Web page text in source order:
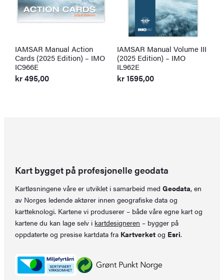
IAMSAR Manual Action
Cards (2025 Edition) – IMO
IC966E
kr495,00
IAMSAR Manual Volume III
(2025 Edition) – IMO
IL962E
kr1595,00
Kart bygget på profesjonelle geodata
Kartløsningene våre er utviklet i samarbeid medGeodata, en
av Norges ledende aktører innen geografiske data og
kartteknologi. Kartene vi produserer – både våre egne kart og
kartene du kan lage selv i kartdesigneren – bygger på
oppdaterte og presise kartdata fra Kartverket og Esri.